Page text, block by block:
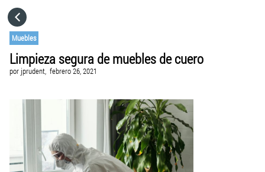
Muebles
Limpieza segura de muebles de cuero
por jprudent, febrero 26, 2021
CATEGORÍAS
IR A
VISITA EL SITIO WEB